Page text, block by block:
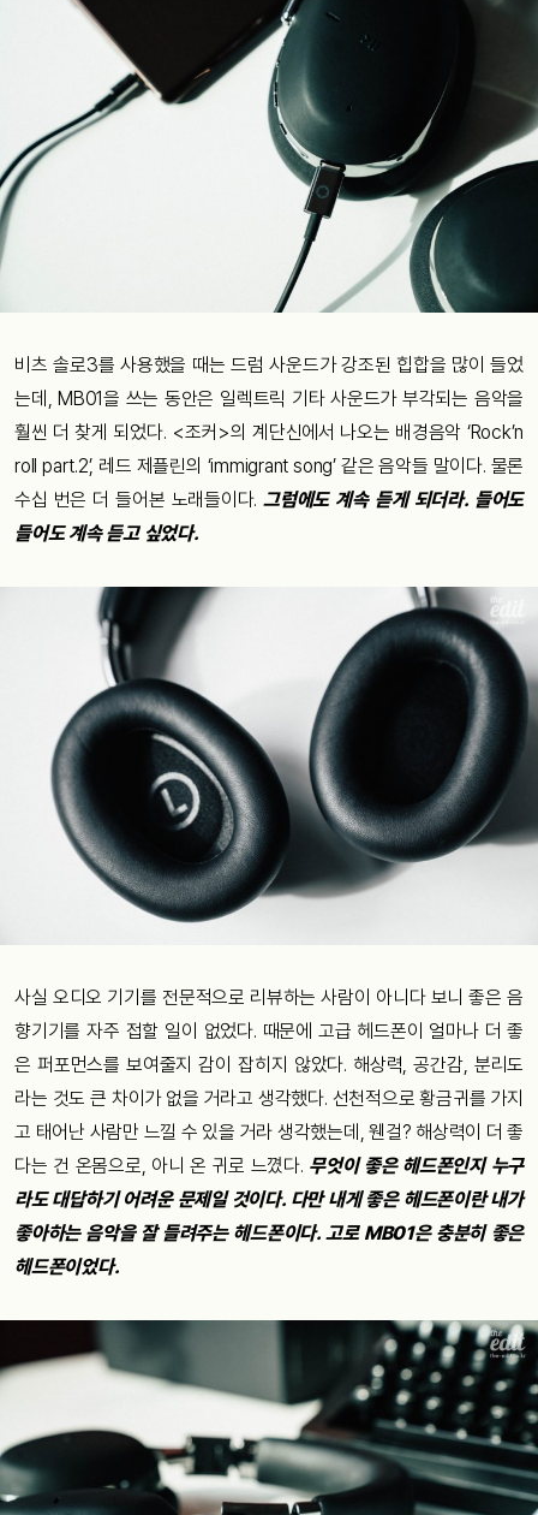
비츠 솔로3를 사용했을 때는 드럼 사운드가 강조된 힙합을 많이 들었
는데, MB01을 쓰는 동안은 일렉트릭 기타 사운드가 부각되는 음악을
훨씬 더 찾게 되었다. <조커>의 계단신에서 나오는 배경음악 ‘Rock’n
roll part.2’, 레드 제플린의 ‘immigrant song’ 같은 음악들 말이다. 물론
수십 번은 더 들어본 노래들이다.그럼에도 계속 듣게 되더라. 들어도
들어도 계속 듣고 싶었다.
사실 오디오 기기를 전문적으로 리뷰하는 사람이 아니다 보니 좋은 음
향기기를 자주 접할 일이 없었다. 때문에 고급 헤드폰이 얼마나 더 좋
은 퍼포먼스를 보여줄지 감이 잡히지 않았다. 해상력, 공간감, 분리도
라는 것도 큰 차이가 없을 거라고 생각했다. 선천적으로 황금귀를 가지
고 태어난 사람만 느낄 수 있을 거라 생각했는데, 웬걸? 해상력이 더 좋
다는 건 온몸으로, 아니 온 귀로 느꼈다. 무엇이 좋은 헤드폰인지 누구
라도 대답하기 어려운 문제일 것이다. 다만 내게 좋은 헤드폰이란 내가
좋아하는 음악을 잘 들려주는 헤드폰이다. 고로 MB01은 충분히 좋은
헤드폰이었다.